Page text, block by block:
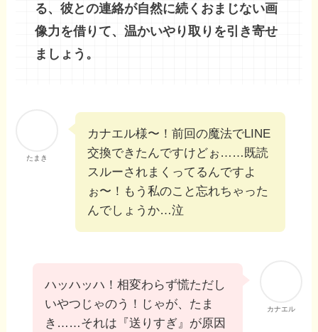
る、彼との連絡が自然に続くおまじない画
像力を借りて、温かいやり取りを引き寄せ
ましょう。
たまき
カナエル様〜！前回の魔法でLINE
交換できたんですけどぉ……既読
スルーされまくってるんですよ
ぉ〜！もう私のこと忘れちゃった
んでしょうか…泣
カナエル
ハッハッハ！相変わらず慌ただし
いやつじゃのう！じゃが、たま
き……それは『送りすぎ』が原因